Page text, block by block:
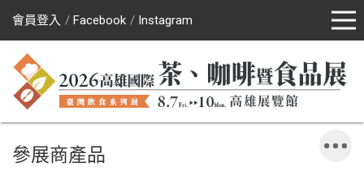
會員登入 Facebook Instagram
參展商產品